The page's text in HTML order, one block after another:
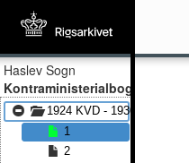
Haslev Sogn
Kontraministerialbog
1924 KVD - 1930 KVD
1
2